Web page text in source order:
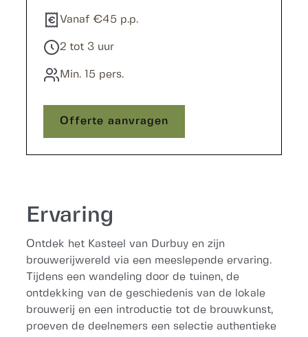
Ervaring
Ontdek het Kasteel van Durbuy en zijn
brouwerijwereld via een meeslepende ervaring.
Tijdens een wandeling door de tuinen, de
ontdekking van de geschiedenis van de lokale
brouwerij en een introductie tot de brouwkunst,
proeven de deelnemers een selectie authentieke
Vanaf €45 p.p.
2 tot 3 uur
Min. 15 pers.
Offerte aanvragen